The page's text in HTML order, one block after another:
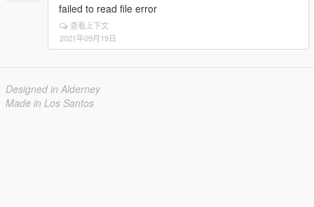
failed to read file error
查看上下文
2021年09月19日
Designed in Alderney
Made in Los Santos